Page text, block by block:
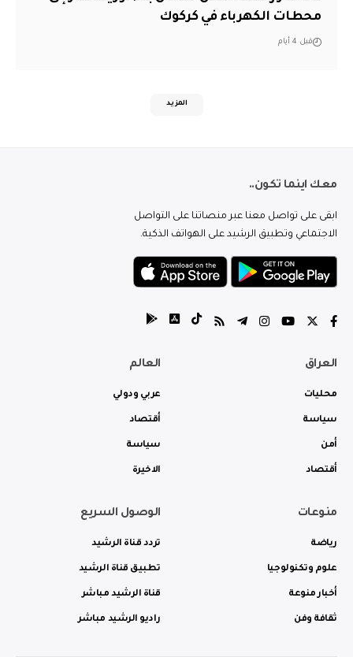
محطات الكهرباء في كركوك
قبل 4 أيام
المزيد
معك اينما تكون..
ابقى على تواصل معنا عبر منصاتنا على التواصل
الاجتماعي وتطبيق الرشيد على الهواتف الذكية.
العراق
محليات
سياسة
أمن
أقتصاد
العالم
عربي ودولي
أقتصاد
سياسة
الاخيرة
منوعات
رياضة
علوم وتكنولوجيا
أخبار منوعة
ثقافة وفن
الوصول السريع
تردد قناة الرشيد
تطبيق قناة الرشيد
قناة الرشيد مباشر
راديو الرشيد مباشر